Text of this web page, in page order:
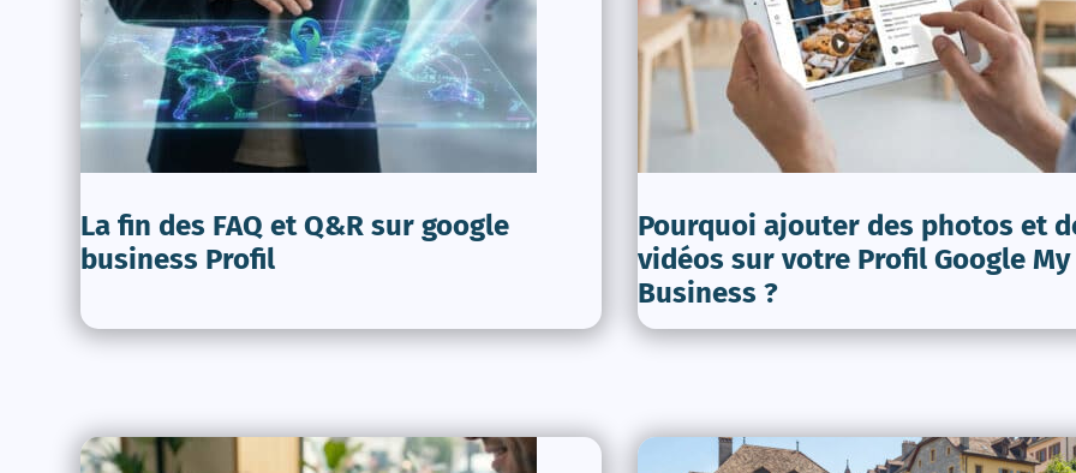
La fin des FAQ et Q&R sur google
business Profil
Pourquoi ajouter des photos et
vidéos sur votre Profil Google My
Business ?